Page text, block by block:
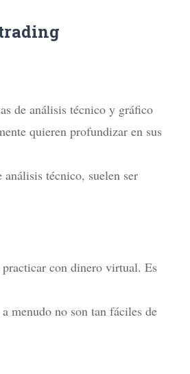
de análisis técnico y gráfico
quieren profundizar en sus
técnico, suelen ser
con dinero virtual. Es
menudo no son tan fáciles de